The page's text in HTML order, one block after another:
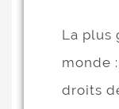
La plus
monde
droits